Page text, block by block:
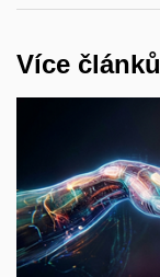
Více článků